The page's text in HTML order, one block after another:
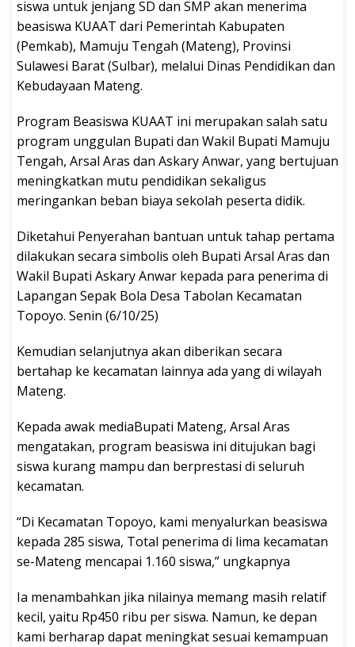
siswa untuk jenjang SD dan SMP akan menerima
beasiswa KUAAT dari Pemerintah Kabupaten
(Pemkab), Mamuju Tengah (Mateng), Provinsi
Sulawesi Barat (Sulbar), melalui Dinas Pendidikan dan
Kebudayaan Mateng.
Program Beasiswa KUAAT ini merupakan salah satu
program unggulan Bupati dan Wakil Bupati Mamuju
Tengah, Arsal Aras dan Askary Anwar, yang bertujuan
meningkatkan mutu pendidikan sekaligus
meringankan beban biaya sekolah peserta didik.
Diketahui Penyerahan bantuan untuk tahap pertama
dilakukan secara simbolis oleh Bupati Arsal Aras dan
Wakil Bupati Askary Anwar kepada para penerima di
Lapangan Sepak Bola Desa Tabolan Kecamatan
Topoyo. Senin (6/10/25)
Kemudian selanjutnya akan diberikan secara
bertahap ke kecamatan lainnya ada yang di wilayah
Mateng.
Kepada awak mediaBupati Mateng, Arsal Aras
mengatakan, program beasiswa ini ditujukan bagi
siswa kurang mampu dan berprestasi di seluruh
kecamatan.
“Di Kecamatan Topoyo, kami menyalurkan beasiswa
kepada 285 siswa, Total penerima di lima kecamatan
se-Mateng mencapai 1.160 siswa,” ungkapnya
Ia menambahkan jika nilainya memang masih relatif
kecil, yaitu Rp450 ribu per siswa. Namun, ke depan
kami berharap dapat meningkat sesuai kemampuan